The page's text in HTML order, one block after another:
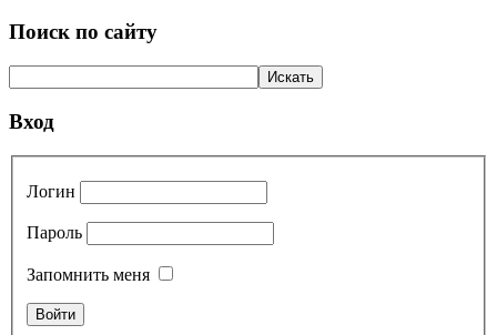
Поиск по сайту
Вход
Логин
Пароль
Запомнить меня